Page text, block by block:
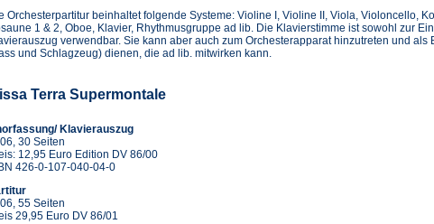
Orchesterpartitur beinhaltet folgende Systeme: Violine I, Violine II, Viola, Violoncello,
1 & 2, Oboe, Klavier, Rhythmusgruppe ad lib. Die Klavierstimme ist sowohl zur
verwendbar. Sie kann aber auch zum Orchesterapparat hinzutreten und als
und Schlagzeug) dienen, die ad lib. mitwirken kann.
Terra Supermontale
Klavierauszug
30 Seiten
12,95 Euro Edition DV 86/00
426-0-107-040-04-0
55 Seiten
29,95 Euro DV 86/01